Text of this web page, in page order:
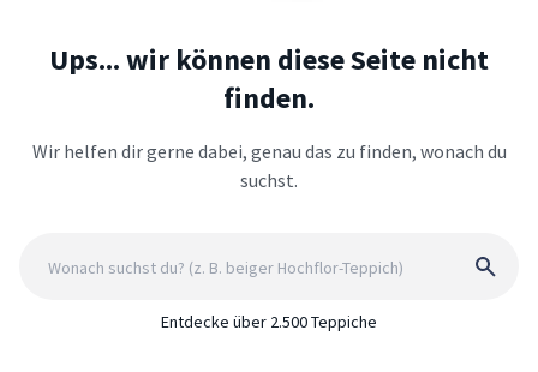
Ups... wir können diese Seite nicht
finden.
Wir helfen dir gerne dabei, genau das zu finden, wonach du
suchst.
Entdecke über 2.500 Teppiche